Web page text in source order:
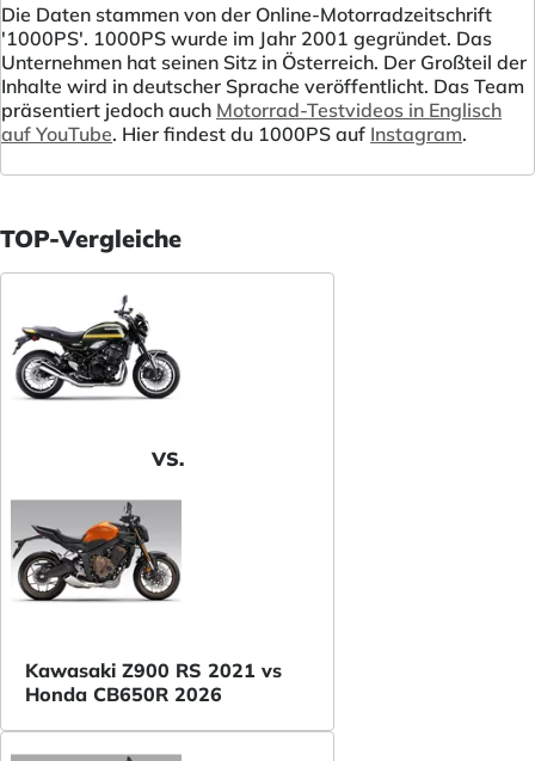
Die Daten stammen von der Online-Motorradzeitschrift
'1000PS'. 1000PS wurde im Jahr 2001 gegründet. Das
Unternehmen hat seinen Sitz in Österreich. Der Großteil der
Inhalte wird in deutscher Sprache veröffentlicht. Das Team
präsentiert jedoch auch Motorrad-Testvideos in Englisch
auf YouTube. Hier findest du 1000PS auf Instagram.
TOP-Vergleiche
VS.
Kawasaki Z900 RS 2021 vs
Honda CB650R 2026